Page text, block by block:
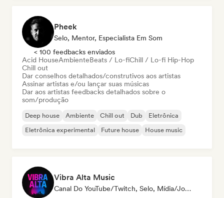
Pheek
Selo, Mentor, Especialista Em Som
< 100 feedbacks enviados
Acid HouseAmbienteBeats / Lo-fiChill / Lo-fi Hip-Hop
Chill out
Dar conselhos detalhados/construtivos aos artistas
Assinar artistas e/ou lançar suas músicas
Dar aos artistas feedbacks detalhados sobre o
som/produção
Deep house Ambiente Chill out Dub
Eletrônica
Eletrônica experimental
Future house House music
Vibra Alta Music
Canal Do YouTube/Twitch, Selo, Mídia/Jornalista, Editora, Especialista Em Som